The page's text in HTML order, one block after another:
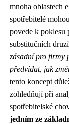
mnoha oblastech
spotřebitelé
povede k poklesu
substitučních
zásadní pro firmy
předvídat, jak
tento koncept
zohledňují při
spotřebitelské
jedním ze